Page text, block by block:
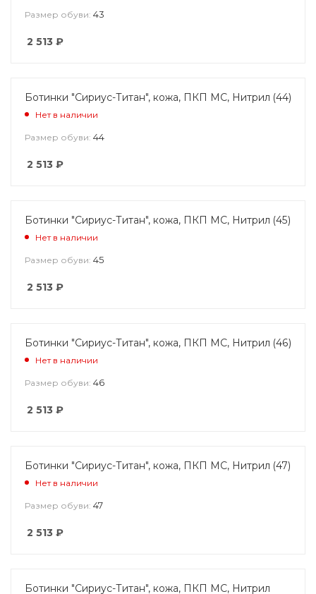
Размер обуви: 43
2 513 ₽
Ботинки "Сириус-Титан", кожа, ПКП МС, Нитрил (44)
Нет в наличии
Размер обуви: 44
2 513 ₽
Ботинки "Сириус-Титан", кожа, ПКП МС, Нитрил (45)
Нет в наличии
Размер обуви: 45
2 513 ₽
Ботинки "Сириус-Титан", кожа, ПКП МС, Нитрил (46)
Нет в наличии
Размер обуви: 46
2 513 ₽
Ботинки "Сириус-Титан", кожа, ПКП МС, Нитрил (47)
Нет в наличии
Размер обуви: 47
2 513 ₽
Ботинки "Сириус-Титан", кожа, ПКП МС, Нитрил